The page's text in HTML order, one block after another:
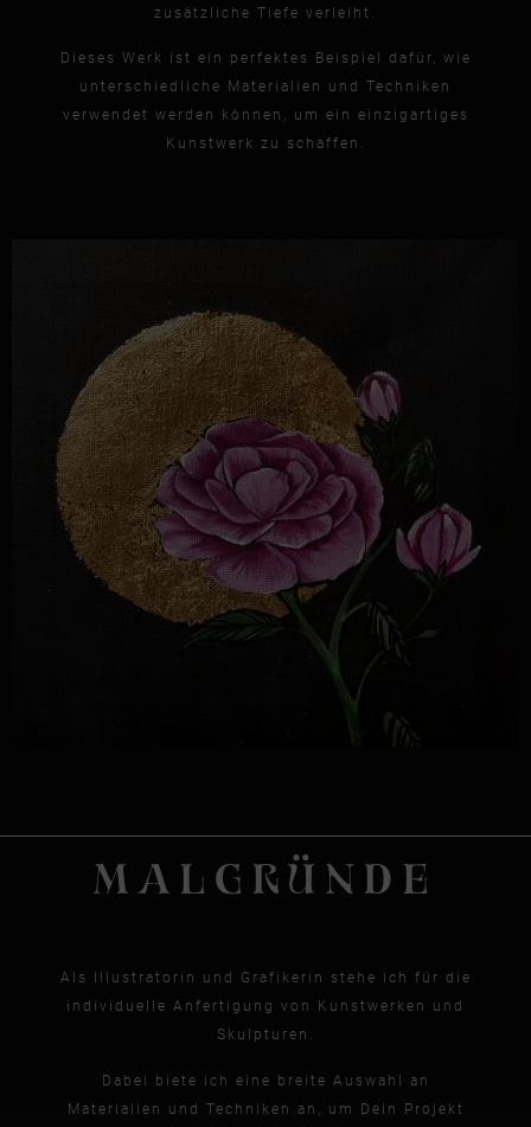
zusätzliche Tiefe verleiht.
Dieses Werk ist ein perfektes Beispiel dafür, wie
unterschiedliche Materialien und Techniken
verwendet werden können, um ein einzigartiges
Kunstwerk zu schaffen.
MALGRÜNDE
Als Illustratorin und Grafikerin stehe ich für die
individuelle Anfertigung von Kunstwerken und
Skulpturen.
Dabei biete ich eine breite Auswahl an
Materialien und Techniken an, um Dein Projekt